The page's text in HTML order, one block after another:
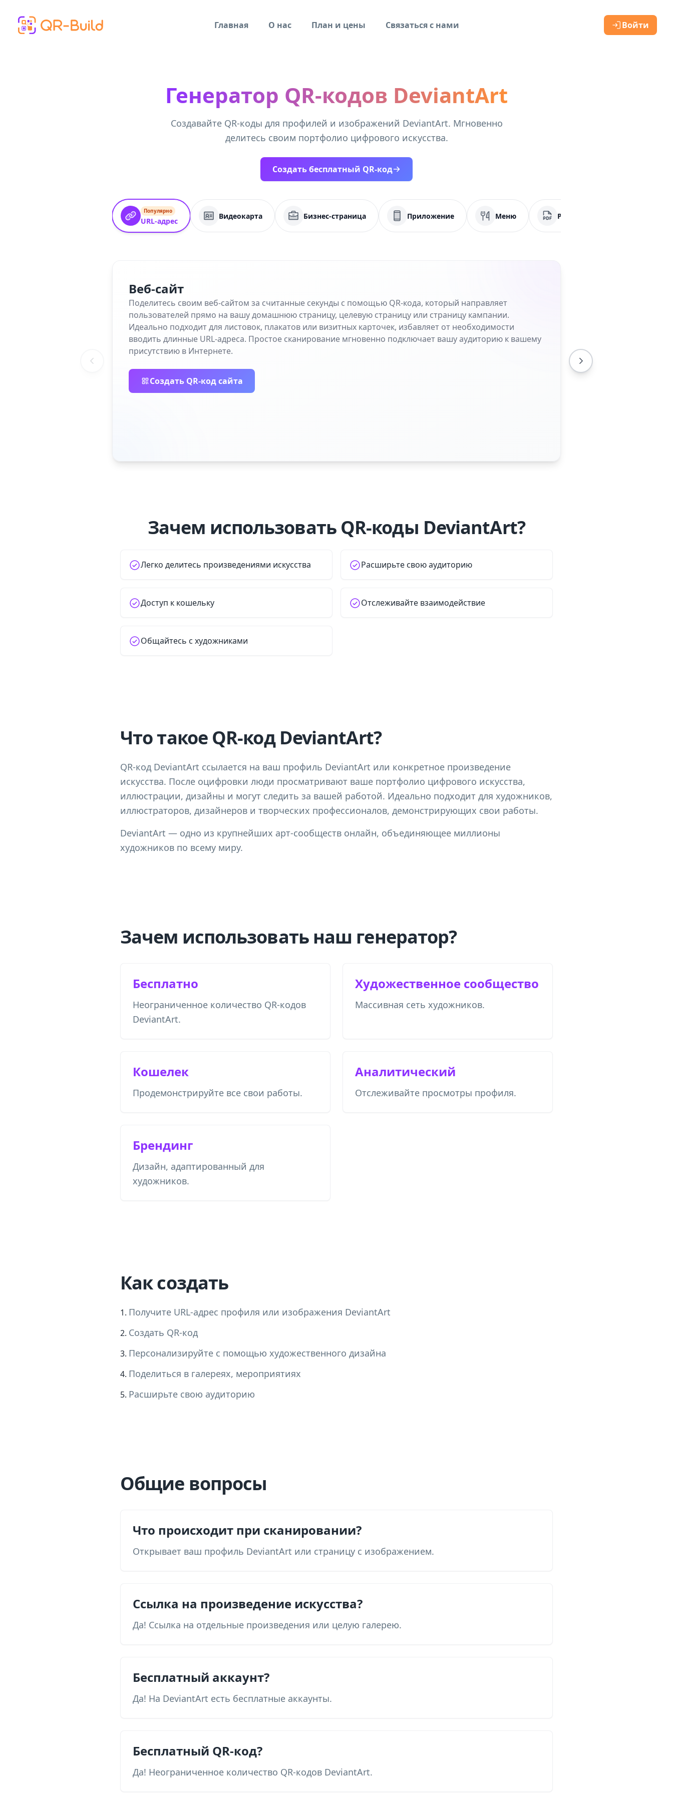
Главная
О нас План и цены Связаться с нами Войти
Генератор QR-кодов DeviantArt
Создавайте QR-коды для профилей и изображений DeviantArt. Мгновенно
делитесь своим портфолио цифрового искусства.
Создать бесплатный QR-код
Популярно
URL-адрес
Видеокарта Бизнес-страница Приложение Меню PDF
Веб-сайт
Поделитесь своим веб-сайтом за считанные секунды с помощью QR-кода, который направляет
пользователей прямо на вашу домашнюю страницу, целевую страницу или страницу кампании.
Идеально подходит для листовок, плакатов или визитных карточек, избавляет от необходимости
вводить длинные URL-адреса. Простое сканирование мгновенно подключает вашу аудиторию к вашему
присутствию в Интернете.
Создать QR-код сайта
Зачем использовать QR-коды DeviantArt?
Легко делитесь произведениями искусства Расширьте свою аудиторию
Доступ к кошельку Отслеживайте взаимодействие
Общайтесь с художниками
Что такое QR-код DeviantArt?
QR-код DeviantArt ссылается на ваш профиль DeviantArt или конкретное произведение
искусства. После оцифровки люди просматривают ваше портфолио цифрового искусства,
иллюстрации, дизайны и могут следить за вашей работой. Идеально подходит для художников,
иллюстраторов, дизайнеров и творческих профессионалов, демонстрирующих свои работы.
DeviantArt — одно из крупнейших арт-сообществ онлайн, объединяющее миллионы
художников по всему миру.
Зачем использовать наш генератор?
Бесплатно
Неограниченное количество QR-кодов
DeviantArt.
Художественное сообщество
Массивная сеть художников.
Кошелек
Продемонстрируйте все свои работы.
Аналитический
Отслеживайте просмотры профиля.
Брендинг
Дизайн, адаптированный для
художников.
Как создать
Получите URL-адрес профиля или изображения DeviantArt
Создать QR-код
Персонализируйте с помощью художественного дизайна
Поделиться в галереях, мероприятиях
Расширьте свою аудиторию
Общие вопросы
Что происходит при сканировании?
Открывает ваш профиль DeviantArt или страницу с изображением.
Ссылка на произведение искусства?
Да! Ссылка на отдельные произведения или целую галерею.
Бесплатный аккаунт?
Да! На DeviantArt есть бесплатные аккаунты.
Бесплатный QR-код?
Да! Неограниченное количество QR-кодов DeviantArt.